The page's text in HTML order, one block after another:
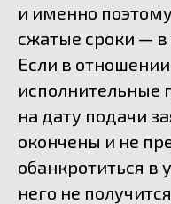
и именно
сжатые сроки —
Если в
исполнительные
на дату подачи
окончены и не
обанкротиться
него не